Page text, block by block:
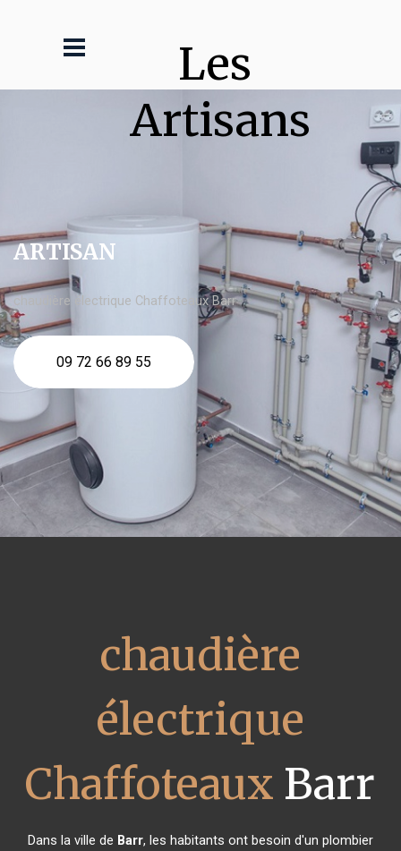
Les
Artisans
ARTISAN
chaudière électrique Chaffoteaux Barr
09 72 66 89 55
chaudière
électrique
Chaffoteaux Barr
Dans la ville de Barr, les habitants ont besoin d'un plombier